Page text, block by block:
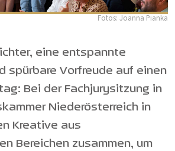
Fotos: Joanna Pianka
eine entspannte
spürbare Vorfreude auf einen
Bei der Fachjurysitzung in
Niederösterreich in
Kreative aus
Bereichen zusammen, um